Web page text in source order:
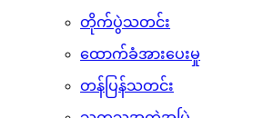
ပြည်သူ့အကျိုးပြု
ပျော်ပွဲရွှင်ပွဲ
အားကစားသတင်း
နိုင်ငံတကာသတင်း